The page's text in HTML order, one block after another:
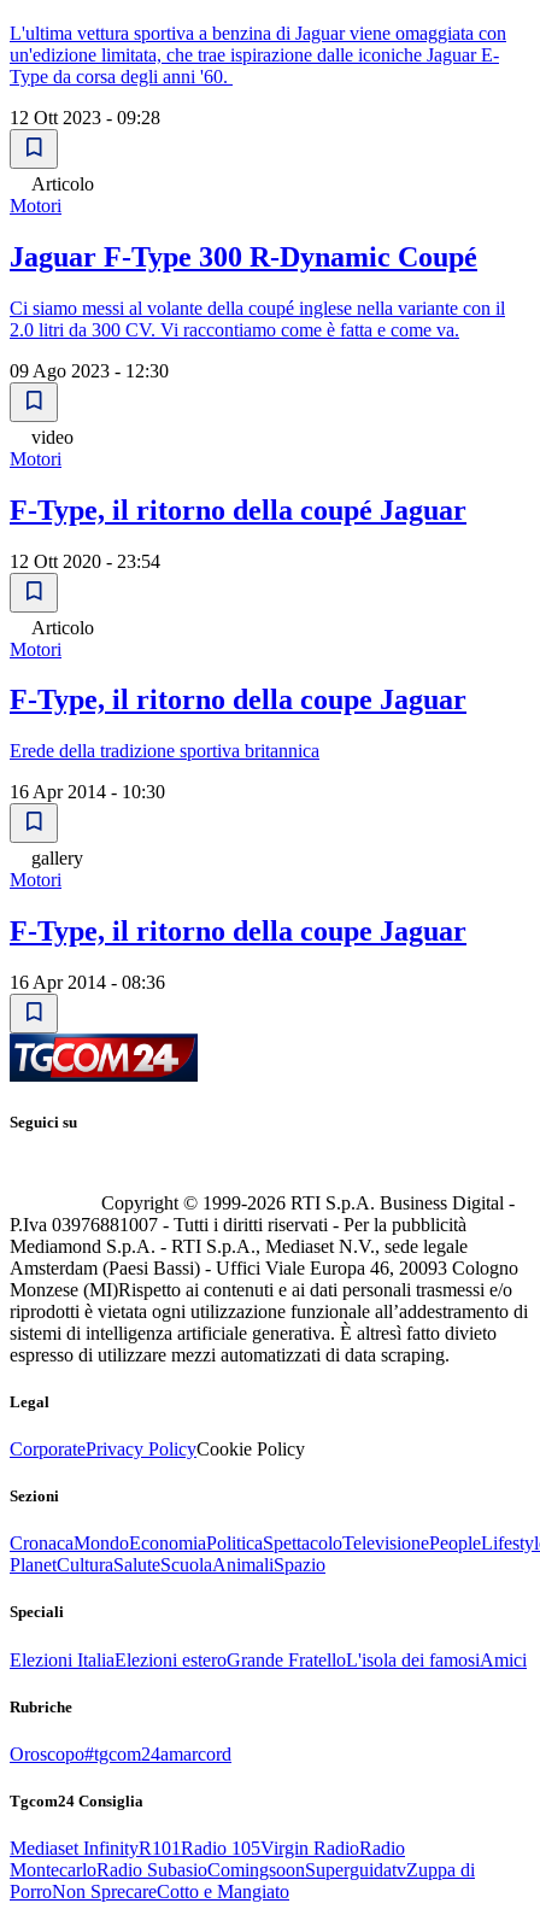
L'ultima vettura sportiva a benzina di Jaguar viene omaggiata con
un'edizione limitata, che trae ispirazione dalle iconiche Jaguar E-
Type da corsa degli anni '60.
12 Ott 2023 - 09:28
Articolo
Motori
Jaguar F-Type 300 R-Dynamic Coupé
Ci siamo messi al volante della coupé inglese nella variante con il
2.0 litri da 300 CV. Vi raccontiamo come è fatta e come va.
09 Ago 2023 - 12:30
video
Motori
F-Type, il ritorno della coupé Jaguar
12 Ott 2020 - 23:54
Articolo
Motori
F-Type, il ritorno della coupe Jaguar
Erede della tradizione sportiva britannica
16 Apr 2014 - 10:30
gallery
Motori
F-Type, il ritorno della coupe Jaguar
16 Apr 2014 - 08:36
Seguici su
Copyright © 1999-2026 RTI S.p.A. Business Digital -
P.Iva 03976881007 - Tutti i diritti riservati - Per la pubblicità
Mediamond S.p.A. - RTI S.p.A., Mediaset N.V., sede legale
Amsterdam (Paesi Bassi) - Uffici Viale Europa 46, 20093 Cologno
Monzese (MI)Rispetto ai contenuti e ai dati personali trasmessi e/o
riprodotti è vietata ogni utilizzazione funzionale all’addestramento di
sistemi di intelligenza artificiale generativa. È altresì fatto divieto
espresso di utilizzare mezzi automatizzati di data scraping.
Legal
CorporatePrivacy PolicyCookie Policy
Sezioni
CronacaMondoEconomiaPoliticaSpettacoloTelevisionePeople
PlanetCulturaSaluteScuolaAnimaliSpazio
Speciali
Elezioni ItaliaElezioni esteroGrande FratelloL'isola dei famosiAmici
Rubriche
Oroscopo#tgcom24amarcord
Tgcom24 Consiglia
Mediaset InfinityR101Radio 105Virgin RadioRadio
MontecarloRadio SubasioComingsoonSuperguidatvZuppa di
PorroNon SprecareCotto e Mangiato